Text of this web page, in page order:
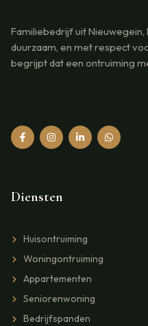
Familiebedrijf uit Nieuwegein,
duurzaam, en met respect
begrijpt dat een ontruiming
Diensten
Huisontruiming
Woningontruiming
Appartementen
Seniorenwoning
Bedrijfspanden